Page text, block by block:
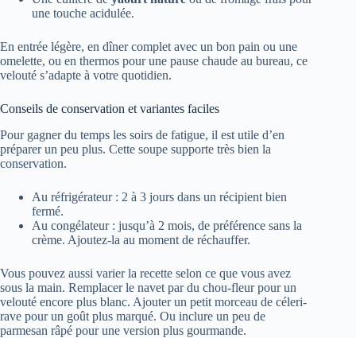
une touche acidulée.
En entrée légère, en dîner complet avec un bon pain ou une
omelette, ou en thermos pour une pause chaude au bureau, ce
velouté s’adapte à votre quotidien.
Conseils de conservation et variantes faciles
Pour gagner du temps les soirs de fatigue, il est utile d’en
préparer un peu plus. Cette soupe supporte très bien la
conservation.
Au réfrigérateur : 2 à 3 jours dans un récipient bien
fermé.
Au congélateur : jusqu’à 2 mois, de préférence sans la
crème. Ajoutez-la au moment de réchauffer.
Vous pouvez aussi varier la recette selon ce que vous avez
sous la main. Remplacer le navet par du chou-fleur pour un
velouté encore plus blanc. Ajouter un petit morceau de céleri-
rave pour un goût plus marqué. Ou inclure un peu de
parmesan râpé pour une version plus gourmande.